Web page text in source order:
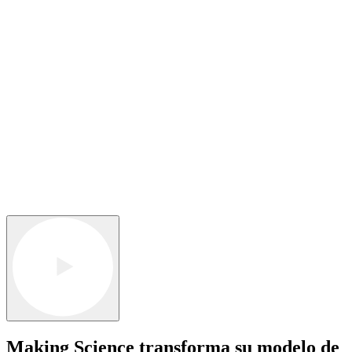
Making Science transforma su modelo de